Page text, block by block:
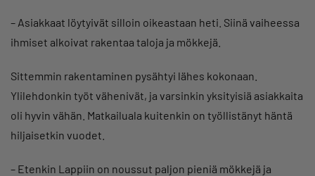
– Asiakkaat löytyivät silloin oikeastaan heti. Siinä vaiheessa
ihmiset alkoivat rakentaa taloja ja mökkejä.
Sittemmin rakentaminen pysähtyi lähes kokonaan.
Ylilehdonkin työt vähenivät, ja varsinkin yksityisiä asiakkaita
oli hyvin vähän. Matkailuala kuitenkin on työllistänyt häntä
hiljaisetkin vuodet.
– Etenkin Lappiin on noussut paljon pieniä mökkejä ja